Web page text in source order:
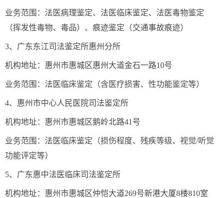
业务范围：法医病理鉴定、法医临床鉴定、法医毒物鉴定
（挥发性毒物、毒品）、痕迹鉴定（交通事故痕迹）
3、广东东江司法鉴定所惠州分所
机构地址：惠州市惠城区惠州大道金石一路10号
业务范围：法医临床鉴定（含医疗损害、性功能鉴定等）
4、惠州市中心人民医院司法鉴定所
机构地址：惠州市惠城区鹅岭北路41号
业务范围：法医临床鉴定（损伤程度、残疾等级、视觉/听觉
功能评定等）
5、广东惠中法医临床司法鉴定所
机构地址：惠州市惠城区仲恺大道269号新港大厦8楼810室